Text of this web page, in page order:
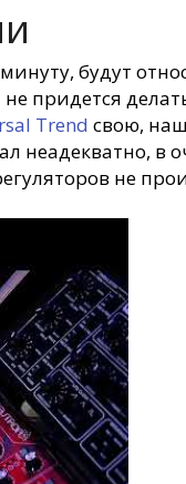
будут
придется
Trend свою,
неадекватно, в
не